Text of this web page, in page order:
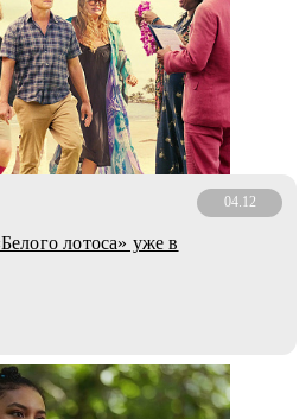
04.12
лотоса» уже в